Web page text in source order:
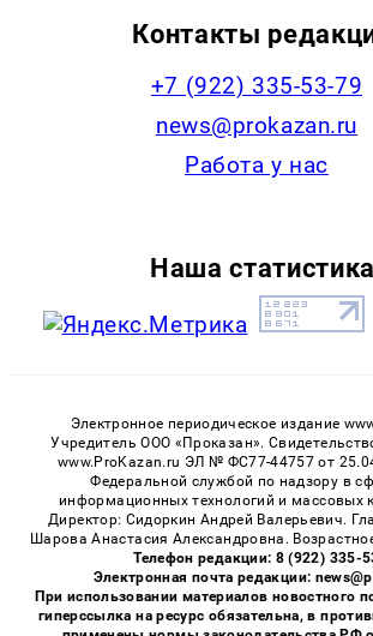
Контакты
+7 (922) 335-53-79
news@prokazan.ru
Работа у нас
Наша статистика
Электронное периодическое издание
Учредитель ООО «Проказан».
www.ProKazan.ru ЭЛ № ФС77-44757 от
Федеральной службой по надзору в
информационных технологий и массовых
Директор: Сидоркин Андрей Валерьевич.
Шарова Анастасия Александровна.
Телефон редакции: 8 (922) 335-
Электронная почта редакции:
При использовании материалов новостного
гиперссылка на ресурс обязательна, в